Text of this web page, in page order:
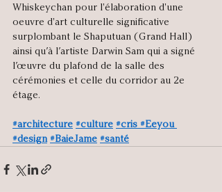
Whiskeychan pour l'élaboration d'une
oeuvre d'art culturelle significative
surplombant le Shaputuan (Grand Hall)
ainsi qu’à l’artiste Darwin Sam qui a signé
l’œuvre du plafond de la salle des
cérémonies et celle du corridor au 2e
étage.
#architecture #culture #cris #Eeyou
#design #BaieJame #santé